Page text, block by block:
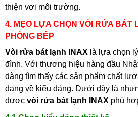
thiện vơi môi trường.
4. MẸO LỰA CHỌN VÒI RỬA BÁT
PHÒNG BẾP
Vòi rửa bát lạnh INAX là lựa chọn
đình. Với thương hiệu hàng đầu
dàng tìm thấy các sản phẩm chất
dạng về kiểu dáng. Dưới đây là
được vòi rửa bát lạnh INAX phù